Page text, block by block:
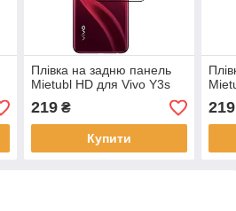
Плівка на задню панель
Mietubl HD для Vivo Y3s
219₴
Купити
219